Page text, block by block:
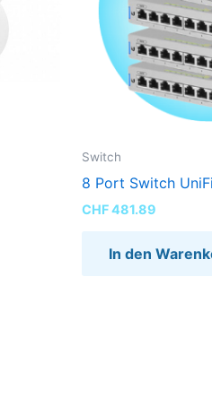
Switch
8 Port Switch
CHF481.89
In den